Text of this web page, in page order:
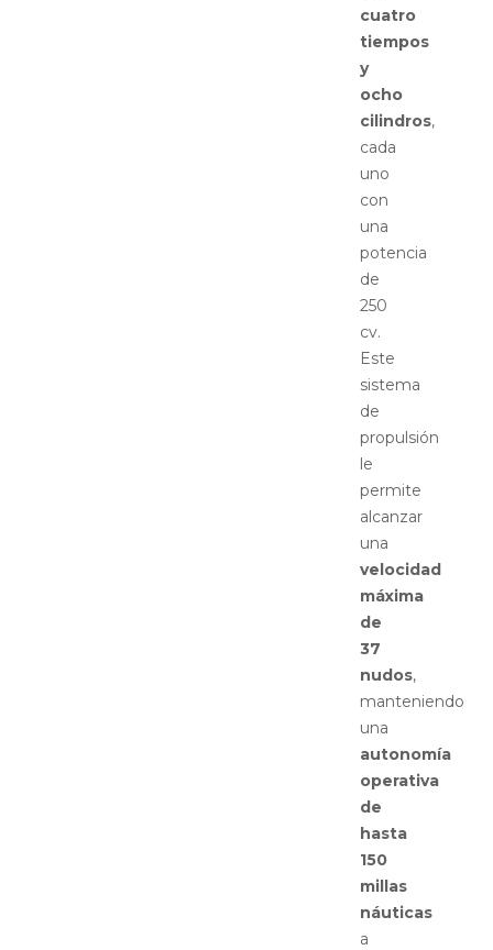
cuatro
tiempos
y
ocho
cilindros,
cada
uno
con
una
potencia
de
250
cv.
Este
sistema
de
propulsión
le
permite
alcanzar
una
velocidad
máxima
de
37
nudos,
manteniendo
una
autonomía
operativa
de
hasta
150
millas
náuticas
a